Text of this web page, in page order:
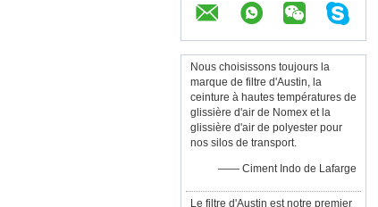
Nous choisissons toujours la
marque de filtre d'Austin, la
ceinture à hautes températures de
glissière d'air de Nomex et la
glissière d'air de polyester pour
nos silos de transport.
—— Ciment Indo de Lafarge
Le filtre d'Austin est notre premier